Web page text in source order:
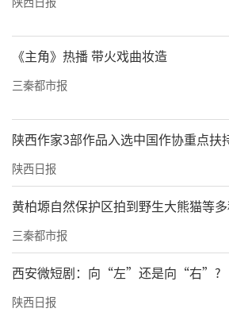
【案情简介】
接到12315中心转来线索，2名
多平台店铺销售产品时涉嫌虚
范区市场监督管理局立即进行
【处置结果】
陕西某某果业贸易集团供应链
拼多多平台店铺销售“黄金
治疗功能词语的行为，违反了
国广告法》第十七条的规定，
《主角》热播 带火戏曲妆造
三秦都市报
陕西作家3部作品入选中国作协重点扶
陕西日报
黄柏塬自然保护区拍到野生大熊猫等
三秦都市报
西安微短剧：向“左”还是向“右”?
陕西日报